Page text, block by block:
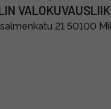
21 50100